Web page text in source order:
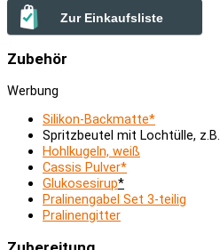
Zur Einkaufsliste
Zubehör
Werbung
Silikon-Backmatte*
Spritzbeutel mit Lochtülle, z.B.
Hohlkugeln, weiß
Cassis Pulver*
Glukosesirup*
Pralinengabel Set 3-teilig
Pralinengitter